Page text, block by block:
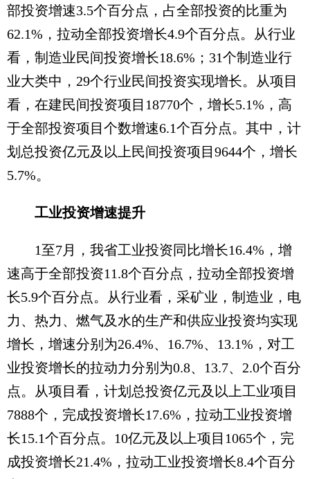
部投资增速3.5个百分点，占全部投资的比重为
62.1%，拉动全部投资增长4.9个百分点。从行业
看，制造业民间投资增长18.6%；31个制造业行
业大类中，29个行业民间投资实现增长。从项目
看，在建民间投资项目18770个，增长5.1%，高
于全部投资项目个数增速6.1个百分点。其中，计
划总投资亿元及以上民间投资项目9644个，增长
5.7%。
工业投资增速提升
1至7月，我省工业投资同比增长16.4%，增
速高于全部投资11.8个百分点，拉动全部投资增
长5.9个百分点。从行业看，采矿业，制造业，电
力、热力、燃气及水的生产和供应业投资均实现
增长，增速分别为26.4%、16.7%、13.1%，对工
业投资增长的拉动力分别为0.8、13.7、2.0个百分
点。从项目看，计划总投资亿元及以上工业项目
7888个，完成投资增长17.6%，拉动工业投资增
长15.1个百分点。10亿元及以上项目1065个，完
成投资增长21.4%，拉动工业投资增长8.4个百分